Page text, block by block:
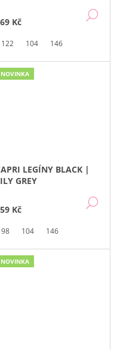
Kč
122 104 146
NOVINKA
LEGÍNY BLACK |
GREY
Kč
98 104 146
NOVINKA